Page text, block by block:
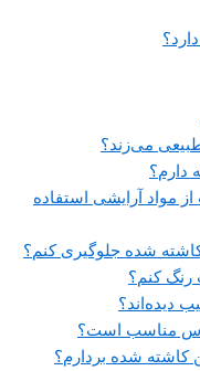
می‌زند؟
مواد آرایشی استفاده
شده جلوگیری کنم؟
کنم؟
دیده‌اند؟
مناسب است؟
شده بردارم؟